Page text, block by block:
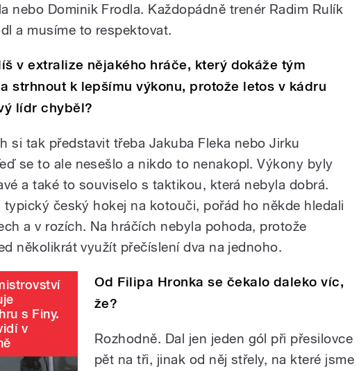
nebo Dominik Frodla. Každopádně trenér Radim Rulík
a musíme to respektovat.
v extralize nějakého hráče, který dokáže tým
strhnout k lepšímu výkonu, protože letos v kádru
lídr chyběl?
si tak představit třeba Jakuba Fleka nebo Jirku
se to ale nesešlo a nikdo to nenakopl. Výkony byly
a také to souviselo s taktikou, která nebyla dobrá.
typický český hokej na kotouči, pořád ho někde hledali
a v rozích. Na hráčích nebyla pohoda, protože
několikrát využít přečíslení dva na jednoho.
s Finy.
v
Od Filipa Hronka se čekalo daleko víc,
že?
Rozhodně. Dal jen jeden gól při přesilovce
pět na tři, jinak od něj střely, na které jsme